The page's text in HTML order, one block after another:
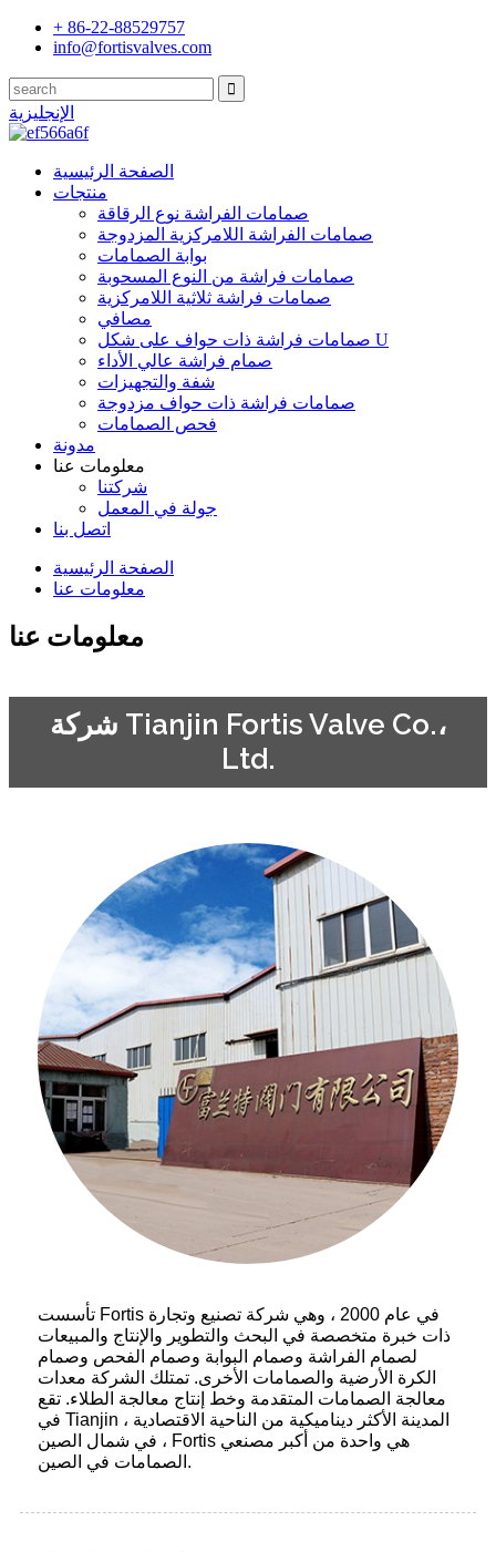
+ 86-22-88529757
info@fortisvalves.com
الإنجليزية
الصفحة الرئيسية
منتجات
صمامات الفراشة نوع الرقاقة
صمامات الفراشة اللامركزية المزدوجة
بوابة الصمامات
صمامات فراشة من النوع المسحوبة
صمامات فراشة ثلاثية اللامركزية
مصافي
صمامات فراشة ذات حواف على شكل U
صمام فراشة عالي الأداء
شفة والتجهيزات
صمامات فراشة ذات حواف مزدوجة
فحص الصمامات
مدونة
معلومات عنا
شركتنا
جولة في المعمل
اتصل بنا
الصفحة الرئيسية
معلومات عنا
معلومات عنا
شركة Tianjin Fortis Valve Co.،
Ltd.
تأسست Fortis في عام 2000 ، وهي شركة تصنيع وتجارة
ذات خبرة متخصصة في البحث والتطوير والإنتاج والمبيعات
لصمام الفراشة وصمام البوابة وصمام الفحص وصمام
الكرة الأرضية والصمامات الأخرى. تمتلك الشركة معدات
معالجة الصمامات المتقدمة وخط إنتاج معالجة الطلاء. تقع
في Tianjin ، المدينة الأكثر ديناميكية من الناحية الاقتصادية
في شمال الصين ، Fortis هي واحدة من أكبر مصنعي
الصمامات في الصين.